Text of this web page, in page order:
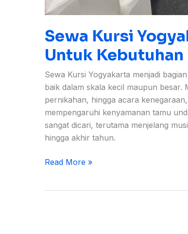
Sewa Kursi
Untuk Kebutuhan
Sewa Kursi Yogyakarta menjadi
baik dalam skala kecil maupun besar.
pernikahan, hingga acara
mempengaruhi kenyamanan tamu
sangat dicari, terutama menjelang
hingga akhir tahun.
Read More »